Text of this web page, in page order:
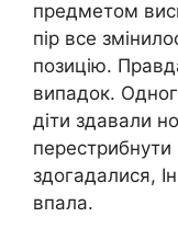
предметом
пір все
позицію.
випадок.
діти здавали
перестрибнути
здогадалися,
впала.